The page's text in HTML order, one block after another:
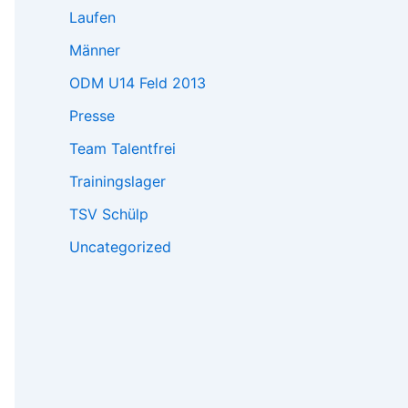
Laufen
Männer
ODM U14 Feld 2013
Presse
Team Talentfrei
Trainingslager
TSV Schülp
Uncategorized